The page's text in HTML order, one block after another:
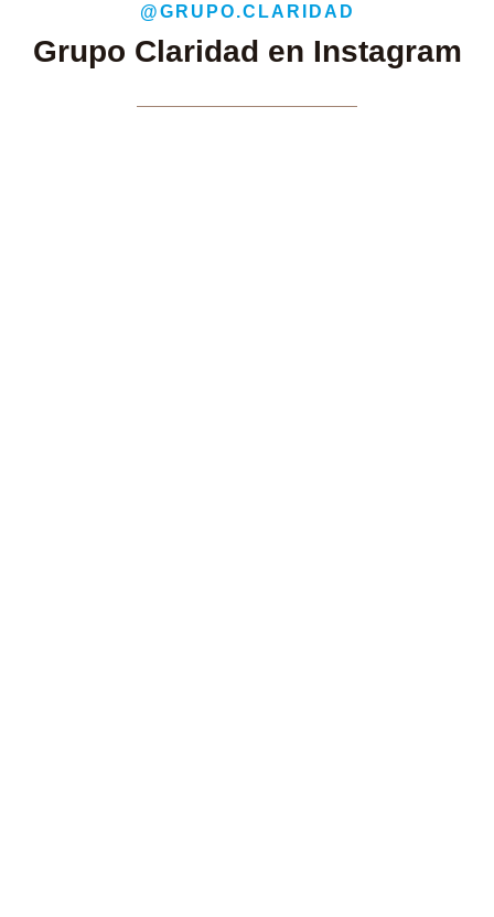
@GRUPO.CLARIDAD
Grupo Claridad en Instagram